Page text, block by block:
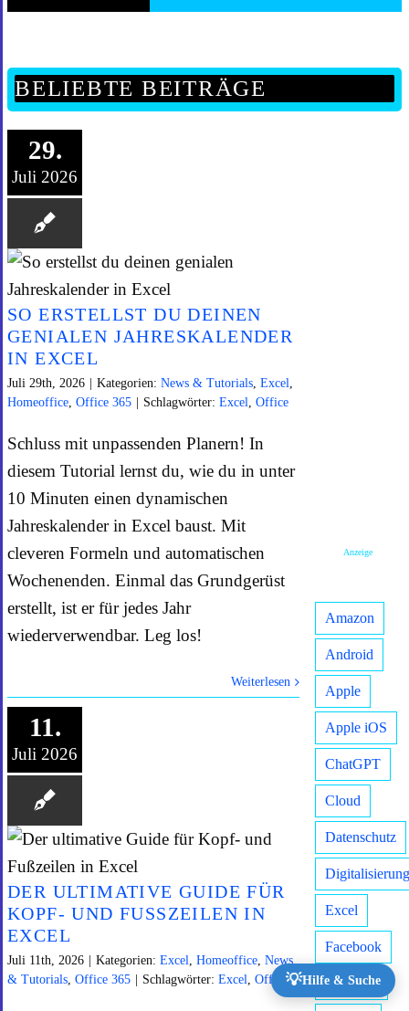
BELIEBTE BEITRÄGE
29.
Juli 2026
SO ERSTELLST DU DEINEN
GENIALEN JAHRESKALENDER
IN EXCEL
Juli 29th, 2026 Kategorien: News & Tutorials, Excel,
Homeoffice, Office 365 Schlagwörter: Excel, Office
Schluss mit unpassenden Planern! In
diesem Tutorial lernst du, wie du in unter
10 Minuten einen dynamischen
Jahreskalender in Excel baust. Mit
cleveren Formeln und automatischen
Wochenenden. Einmal das Grundgerüst
erstellt, ist er für jedes Jahr
wiederverwendbar. Leg los!
Weiterlesen
11.
Juli 2026
DER ULTIMATIVE GUIDE FÜR
KOPF- UND FUSSZEILEN IN E
XCEL
Juli 11th, 2026 Kategorien: Excel, Homeoffice, News
& Tutorials, Office 365 Schlagwörter: Excel, Office
Anzeige
Amazon
Android
Apple
Apple iOS
ChatGPT
Cloud
Datenschutz
Digitalisierung
Excel
Facebook
Finanzen
💡Hilfe & Suche